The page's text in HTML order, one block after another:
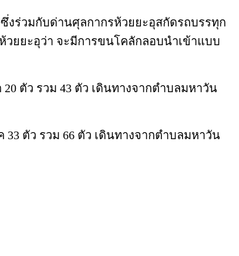
งร่วมกับด่านศุลกากรห้วยยะอุสกัดรถบรรทุก
วยยะอุว่า จะมีการขนโคลักลอบนำเข้าแบบ
ตัว รวม 43 ตัว เดินทางจากตำบลมหาวัน
33 ตัว รวม 66 ตัว เดินทางจากตำบลมหาวัน